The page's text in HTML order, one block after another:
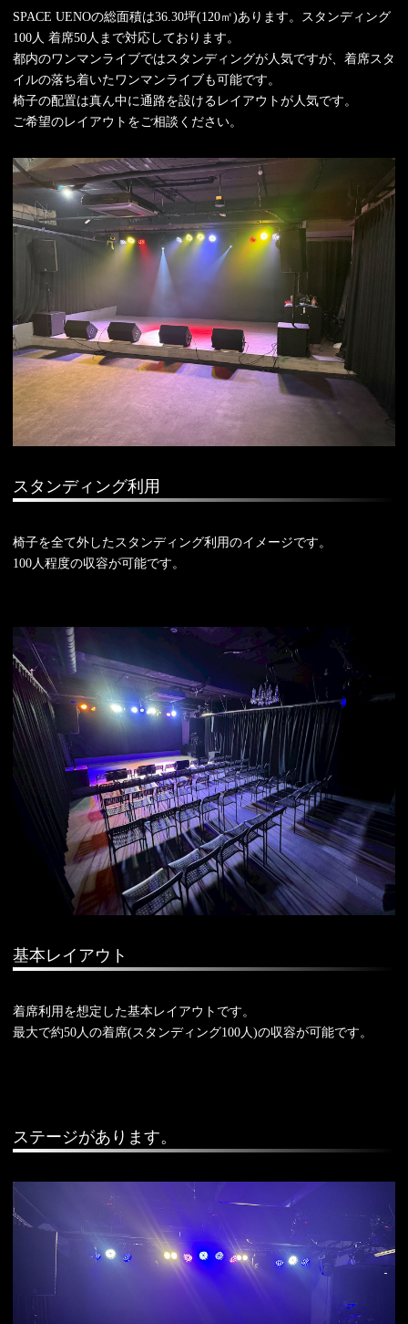
SPACE UENOの総面積は36.30坪(120㎡)あります。スタンディング
100人 着席50人まで対応しております。
都内のワンマンライブではスタンディングが人気ですが、着席スタ
イルの落ち着いたワンマンライブも可能です。
椅子の配置は真ん中に通路を設けるレイアウトが人気です。
ご希望のレイアウトをご相談ください。
スタンディング利用
椅子を全て外したスタンディング利用のイメージです。
100人程度の収容が可能です。
基本レイアウト
着席利用を想定した基本レイアウトです。
最大で約50人の着席(スタンディング100人)の収容が可能です。
ステージがあります。